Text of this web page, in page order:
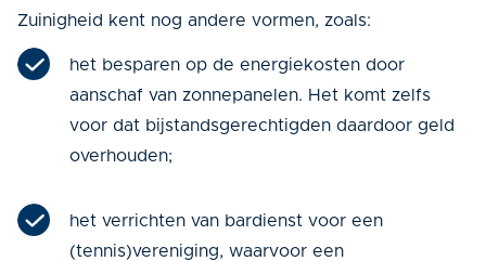
Zuinigheid kent nog andere vormen, zoals:
het besparen op de energiekosten door
aanschaf van zonnepanelen. Het komt zelfs
voor dat bijstandsgerechtigden daardoor geld
overhouden;
het verrichten van bardienst voor een
(tennis)vereniging, waarvoor een